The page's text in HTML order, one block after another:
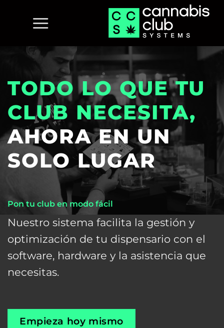
contenido
TODO LO QUE TU
CLUB NECESITA,
AHORA EN UN
SOLO LUGAR
Pon tu club en modo fácil
Nuestro sistema facilita la gestión y
optimización de tu dispensario con el
software, hardware y la asistencia que
necesitas.
Empieza hoy mismo